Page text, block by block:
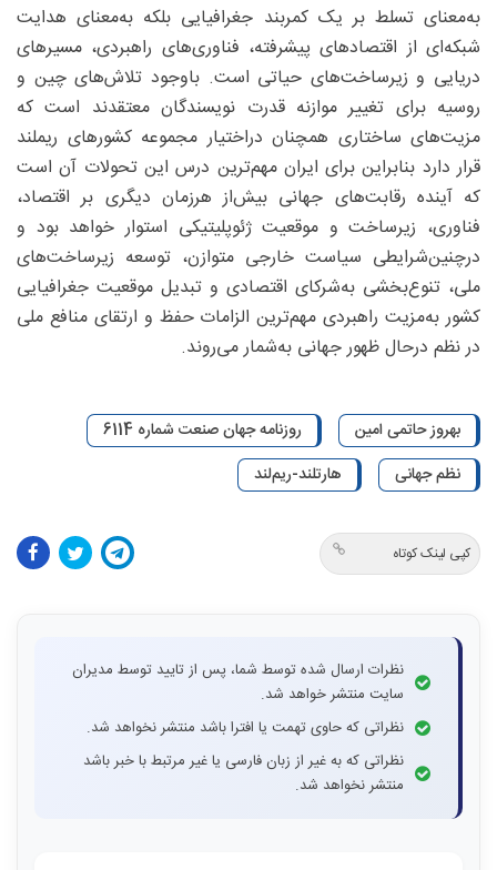
به‌معنای تسلط بر یک کمربند جغرافیایی بلکه به‌معنای هدایت
شبکه‌ای از اقتصادهای پیشرفته، فناوری‌های راهبردی، مسیرهای
دریایی و زیرساخت‌های حیاتی است. باوجود تلاش‌های چین و
روسیه برای تغییر موازنه قدرت نویسندگان معتقدند است که
مزیت‌های ساختاری همچنان دراختیار مجموعه کشورهای ریملند
قرار دارد بنابراین برای ایران مهم‌ترین درس این تحولات آن است
که آینده رقابت‌های جهانی بیش‌از هرزمان دیگری بر اقتصاد،
فناوری، زیرساخت و موقعیت ژئوپلیتیکی استوار خواهد بود و
درچنین‌شرایطی سیاست خارجی متوازن، توسعه زیرساخت‌های
ملی، تنوع‌بخشی به‌شرکای اقتصادی و تبدیل موقعیت جغرافیایی
کشور به‌مزیت راهبردی مهم‌ترین الزامات حفظ و ارتقای منافع ملی
در نظم درحال ظهور جهانی به‌شمار می‌روند.
بهروز حاتمی امین
روزنامه جهان صنعت شماره 6114
نظم جهانی
هارتلند-ریم‌لند
کپی لینک کوتاه
نظرات ارسال شده توسط شما، پس از تایید توسط مدیران
سایت منتشر خواهد شد.
نظراتی که حاوی تهمت یا افترا باشد منتشر نخواهد شد.
نظراتی که به غیر از زبان فارسی یا غیر مرتبط با خبر باشد
منتشر نخواهد شد.